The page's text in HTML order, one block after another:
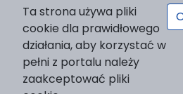
Wydawnictwo Naukowe
nr 2, 01-815 Warszawa
Strona WWW Wydawnictwa
e-mail:
Ta strona używa pliki
cookie dla prawidłowego
działania, aby korzystać w
pełni z portalu należy
zaakceptować pliki